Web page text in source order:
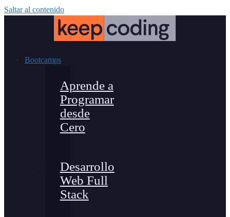
Saltar al contenido
Bootcamps
Aprende a
Programar
desde
Cero
Desarrollo
Web Full
Stack